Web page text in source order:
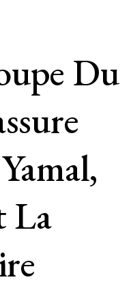
Du
La